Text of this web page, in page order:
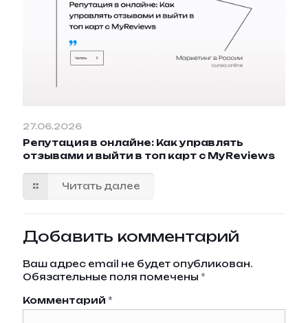
27.06.2026
Репутация в онлайне: Как управлять
отзывами и выйти в топ карт с MyReviews
Читать далее
Добавить комментарий
Ваш адрес email не будет опубликован.
Обязательные поля помечены *
Комментарий *